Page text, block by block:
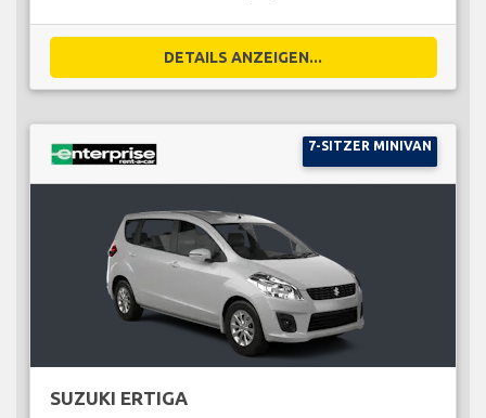
DETAILS ANZEIGEN...
7-SITZER MINIVAN
SUZUKI ERTIGA